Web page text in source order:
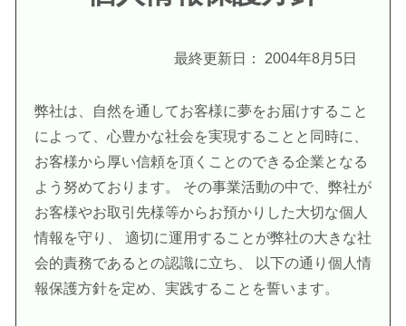
最終更新日： 2004年8月5日
弊社は、自然を通してお客様に夢をお届けすること
によって、心豊かな社会を実現することと同時に、
お客様から厚い信頼を頂くことのできる企業となる
よう努めております。 その事業活動の中で、弊社が
お客様やお取引先様等からお預かりした大切な個人
情報を守り、 適切に運用することが弊社の大きな社
会的責務であるとの認識に立ち、 以下の通り個人情
報保護方針を定め、実践することを誓います。